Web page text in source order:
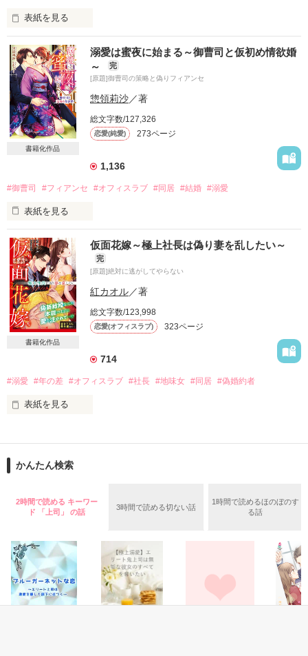
表紙を見る
「……一度でいいので、キスしてくれませんか」
恋愛経験ゼロの私が
そんな大胆なお願いをしたのは
冷静な判断ができないほど動転していたから。
「男にキスをねだっておいて、これで終わるなんて思ってない
よな？」
極上の御曹司である社長が
なぜかその気になったのは
たぶんただの気まぐれだ。
それなのに、まさか妊娠してしまうなんて
こんな展開、予想外すぎる
書籍化作品
溺愛は蜜夜に始まる～御曹司と仮初め情欲婚
～
完
[原題]御曹司の策略と偽りフィアンセ
惣領莉沙／著
総文字数/127,326
恋愛(純愛) 273ページ
1,136
#御曹司 #フィアンセ #オフィスラブ #同居 #結婚 #溺愛
表紙を見る
*・.+･｡*☆☆・.★･.+･｡*☆☆・.+
国内屈指の高級ホテル『白石ホテル』で働く
折原梨乃（28）は家族思いで真面目
仕事にも手を抜かず、家事も完璧にこなす
ただ、恋愛は未経験
ある日いくつものトラブルが重なり白石ホテル創業家の御曹司
白石侑斗（32）に助けられ、何故か婚約者の振りをして同居を
「もう、逃げられないぞ」
て
逃がさないとばかりに強引に攻める
*・.+･｡*☆☆・.★･.+･｡*☆☆・.+
恋愛には縁遠かった梨乃と
自らの立場に誇りと自信を持つ
強気な御曹司侑斗の
同居から始まる溺愛物語
書籍化作品
仮面花嫁～極上社長は偽り妻を乱したい～
完
[原題]絶対に逃がしてやらない
紅カオル／著
総文字数/123,998
恋愛(オフィスラブ) 323ページ
714
#溺愛 #年の差 #オフィスラブ #社長 #地味女 #同居 #偽婚約者
表紙を見る
社長とのデート券が当たった優莉。
おいしいものに興味はあるが
みんなに羨まれつつ
「ほら、走れ走れ！　あいつを巻くぞ！」
「えぇ!?」
かんたん検索
2時間で読める キーワー
ド 「上司」 の話
3時間で読める切ない話
1時間で読めるほのぼのす
る話